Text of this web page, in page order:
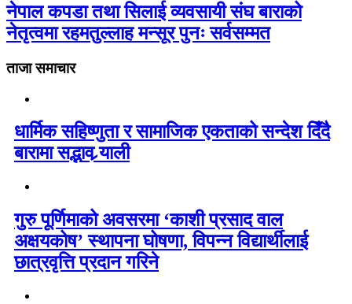
नेपाल कपडा तथा सिलाई व्यवसायी संघ बाराको
नेतृत्वमा रहमतुल्लाह मन्सूर पुनः सर्वसम्मत
ताजा समाचार
धार्मिक सहिष्णुता र सामाजिक एकताको सन्देश दिँदै
बारामा सद्भाव र्‍याली
गुरु पूर्णिमाको अवसरमा ‘काशी प्रसाद वाल
अक्षयकोष’ स्थापना घोषणा, विपन्न विद्यार्थीलाई
छात्रवृत्ति प्रदान गरिने